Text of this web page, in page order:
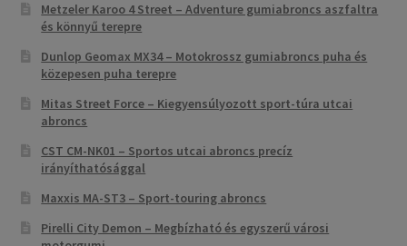
Metzeler Karoo 4 Street – Adventure gumiabroncs aszfaltra
és könnyű terepre
Dunlop Geomax MX34 – Motokrossz gumiabroncs puha és
közepesen puha terepre
Mitas Street Force – Kiegyensúlyozott sport-túra utcai
abroncs
CST CM-NK01 – Sportos utcai abroncs precíz
irányíthatósággal
Maxxis MA-ST3 – Sport-touring abroncs
Pirelli City Demon – Megbízható és egyszerű városi